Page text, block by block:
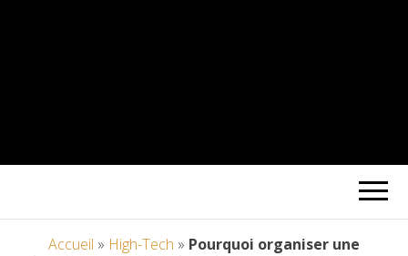
Accueil » High-Tech » Pourquoi organiser une